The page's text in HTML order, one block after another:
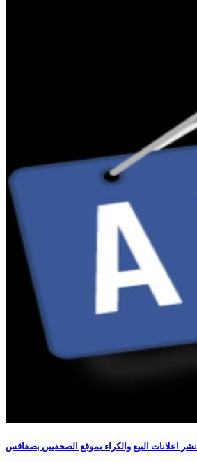
نشر اعلانات البيع والكراء بموقع الصحفيين بصفاقس